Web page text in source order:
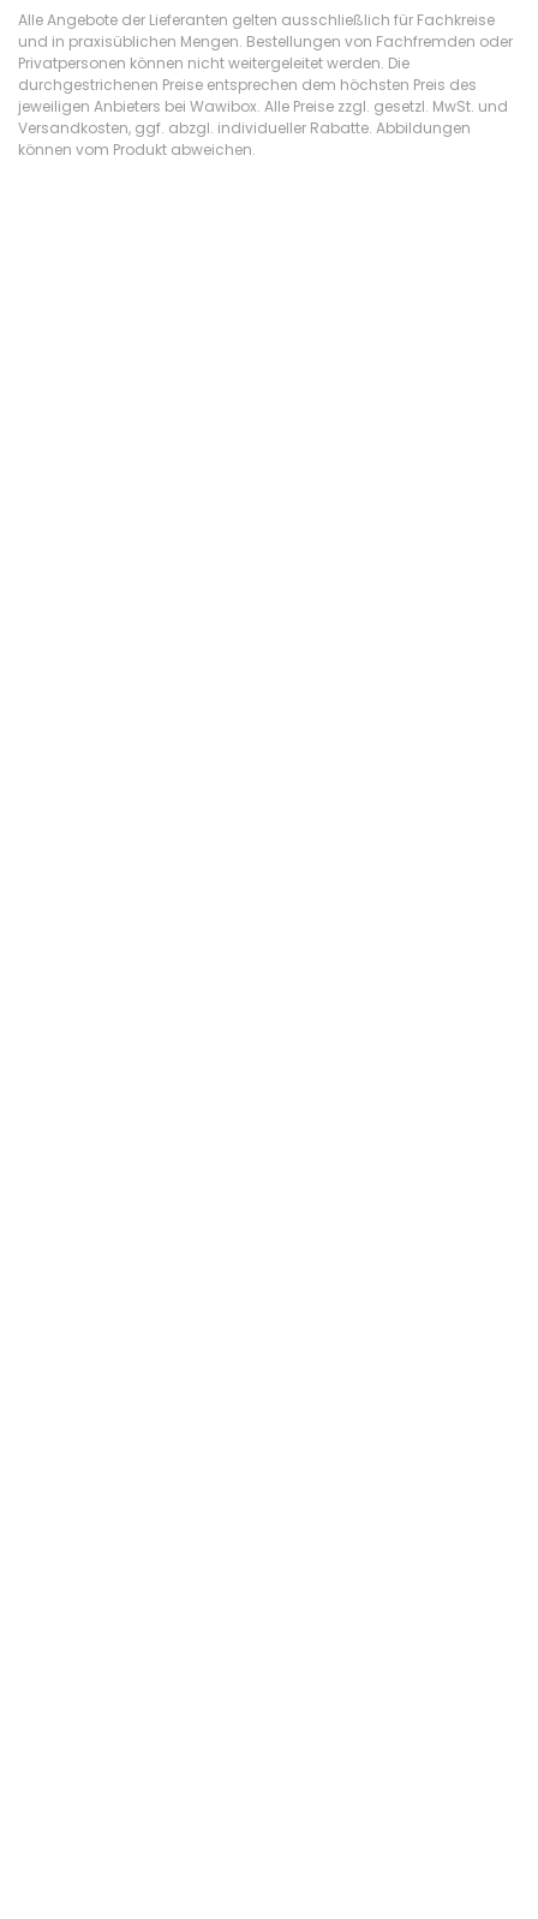
Alle Angebote der Lieferanten gelten ausschließlich für Fachkreise
und in praxisüblichen Mengen. Bestellungen von Fachfremden oder
Privatpersonen können nicht weitergeleitet werden. Die
durchgestrichenen Preise entsprechen dem höchsten Preis des
jeweiligen Anbieters bei Wawibox. Alle Preise zzgl. gesetzl. MwSt. und
Versandkosten, ggf. abzgl. individueller Rabatte. Abbildungen
können vom Produkt abweichen.